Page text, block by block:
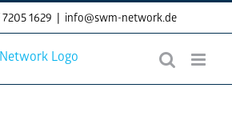
1629 | info@swm-network.de